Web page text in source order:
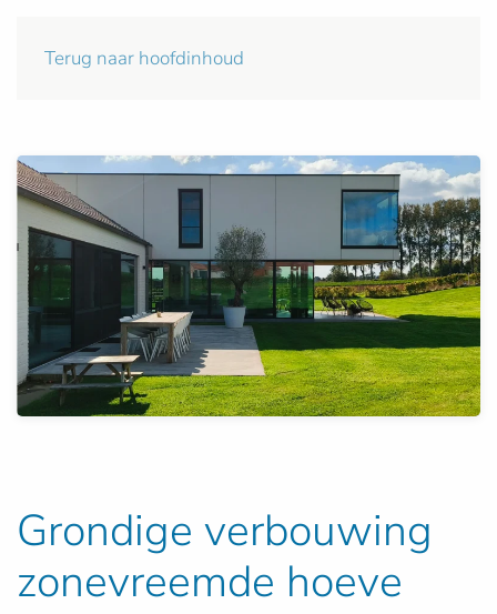
Terug naar hoofdinhoud
Grondige verbouwing
zonevreemde hoeve